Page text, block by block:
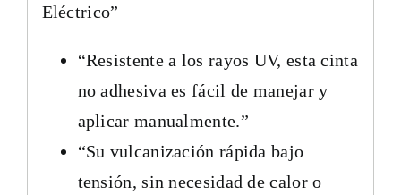
Eléctrico”
“Resistente a los rayos UV, esta cinta
no adhesiva es fácil de manejar y
aplicar manualmente.”
“Su vulcanización rápida bajo
tensión, sin necesidad de calor o